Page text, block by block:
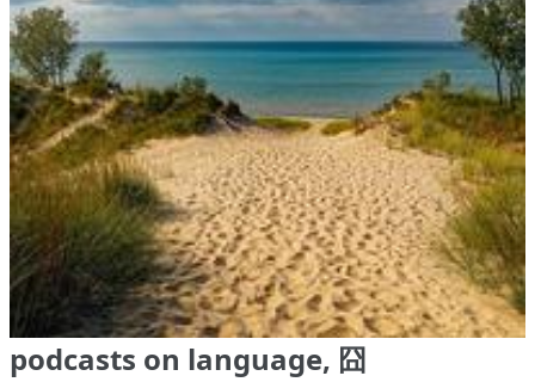
podcasts on language, 囧